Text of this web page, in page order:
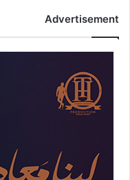
Advertisement